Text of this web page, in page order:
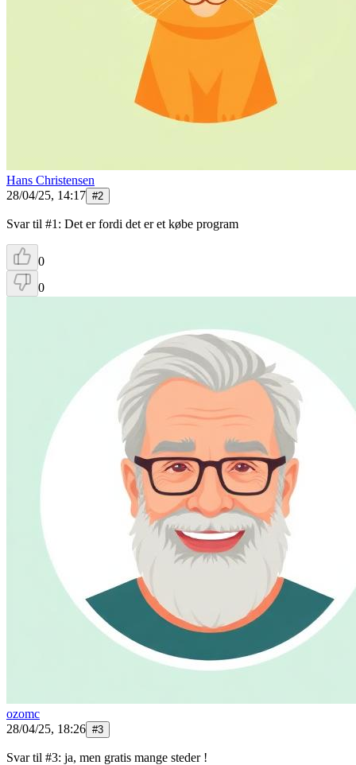
Hans Christensen
28/04/25, 14:17 #2
Svar til #1: Det er fordi det er et købe program
0
0
ozomc
28/04/25, 18:26 #3
Svar til #3: ja, men gratis mange steder !